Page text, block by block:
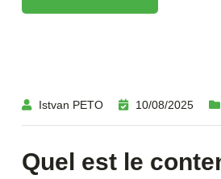
Istvan PETO 10/08/2025
Quel est le